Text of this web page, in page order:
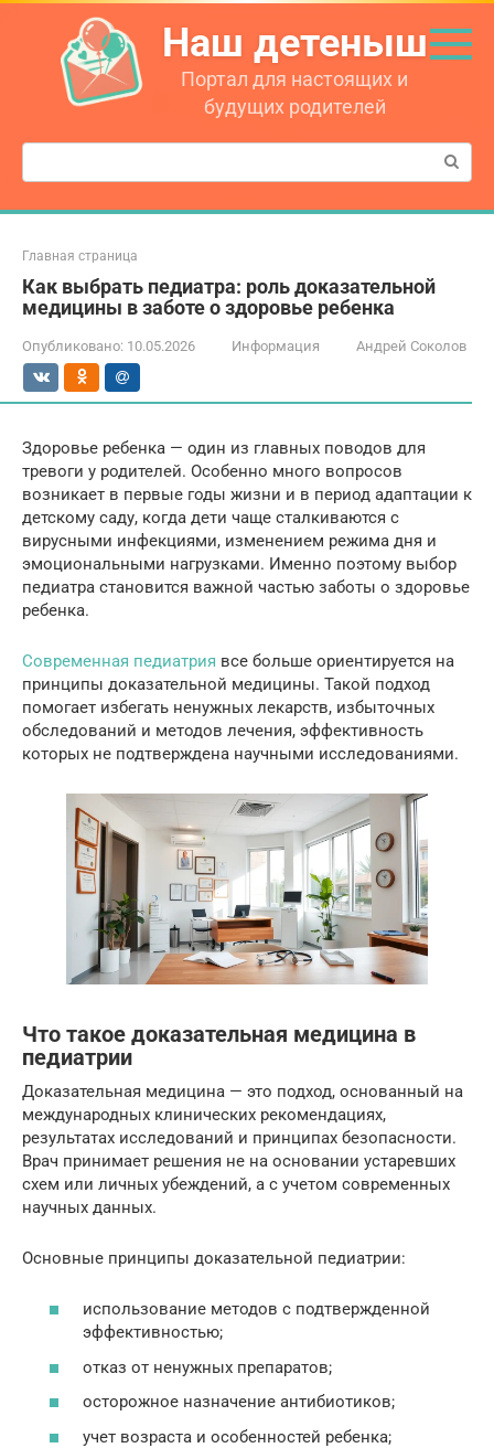
Перейти
контенту
Наш детеныш
Портал для настоящих и
будущих родителей
Поиск:
Главная страница
Как выбрать педиатра: роль доказательной
медицины в заботе о здоровье ребенка
Опубликовано: 10.05.2026 Информация Андрей Соколов
Здоровье ребенка — один из главных поводов для
тревоги у родителей. Особенно много вопросов
возникает в первые годы жизни и в период адаптации к
детскому саду, когда дети чаще сталкиваются с
вирусными инфекциями, изменением режима дня и
эмоциональными нагрузками. Именно поэтому выбор
педиатра становится важной частью заботы о здоровье
ребенка.
Современная педиатрия все больше ориентируется на
принципы доказательной медицины. Такой подход
помогает избегать ненужных лекарств, избыточных
обследований и методов лечения, эффективность
которых не подтверждена научными исследованиями.
Что такое доказательная медицина в
педиатрии
Доказательная медицина — это подход, основанный на
международных клинических рекомендациях,
результатах исследований и принципах безопасности.
Врач принимает решения не на основании устаревших
схем или личных убеждений, а с учетом современных
научных данных.
Основные принципы доказательной педиатрии:
использование методов с подтвержденной
эффективностью;
отказ от ненужных препаратов;
осторожное назначение антибиотиков;
учет возраста и особенностей ребенка;